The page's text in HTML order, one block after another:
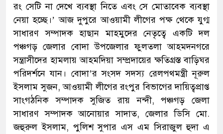
রং সেটি না দেখে ব্যবস্থা নিতে এবং সে মোতাবেক ব্যবস্থা
নেয়া হচ্ছে।’ আজ দুপুরে আওয়ামী লীগের পক্ষ থেকে যুগ্ম
সাধারণ সম্পাদক হাছান মাহমুদের নেতৃত্বে একটি দল
পঞ্চগড় জেলার বোদা উপজেলার ফুলতলা আহমদনগরে
সন্ত্রাসীদের হামলায় আহমদিয়া সম্প্রদায়ের ক্ষতিগ্রস্ত বাড়িঘর
পরিদর্শনে যান। বোদা’র সংসদ সদস্য রেলপথমন্ত্রী নূরুল
ইসলাম সুজন, আওয়ামী লীগের রংপুর বিভাগের দায়িত্বপ্রাপ্ত
সাংগঠনিক সম্পাদক সুজিত রায় নন্দী, পঞ্চগড় জেলা
সাধারণ সম্পাদক আনোয়ার সাদাত, জেলার ডিসি মো.
জহুরুল ইসলাম, পুলিশ সুপার এস এম সিরাজুল হুদা এ